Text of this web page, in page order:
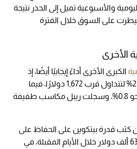
والأسبوعية تميل إلى الحذر نتيجة
على السوق خلال الفترة
الأخرى
الكبرى الأخرى أداءً إيجابيًا أيضًا، إذ
ارتفعت إيثريوم بنسبة 2.6% لتتداول قرب 1,672 دولارًا، فيما
صعدت بينانس كوين بنحو 0.8%، وسجلت ريبل مكاسب طفيفة
كثب قدرة بيتكوين على الحفاظ على
تداولاتها فوق مستوى 63 ألف دولار خلال الأيام المقبلة، في